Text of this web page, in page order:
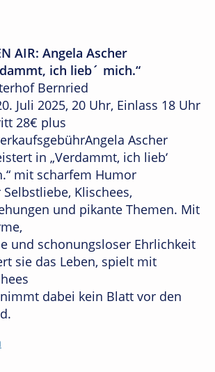
AIR: Angela Ascher
ich lieb´ mich.“
Bernried
Juli 2025, 20 Uhr, Einlass 18 Uhr
28€ plus
Ascher
in „Verdammt, ich lieb‘
mit scharfem Humor
Selbstliebe, Klischees,
und pikante Themen. Mit
und schonungsloser Ehrlichkeit
sie das Leben, spielt mit
dabei kein Blatt vor den